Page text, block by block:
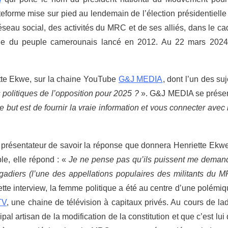
mise sur pied au lendemain de l’élection présidentielle
social, des activités du MRC et de ses alliés, dans le
du peuple camerounais lancé en 2012. Au 22 mars
Ekwe, sur la chaine YouTube G&J MEDIA, dont l’un des
de l’opposition pour 2025 ?». G&J MEDIA se
est de fournir la vraie information et vous connecter avec
présentateur de savoir la réponse que donnera Henriette
elle répond : « Je ne pense pas qu’ils puissent me
(l’une des appellations populaires des militants du
interview, la femme politique a été au centre d’une
, une chaine de télévision à capitaux privés. Au cours de
artisan de la modification de la constitution et que c’est lui